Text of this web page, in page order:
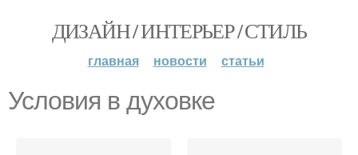
ДИЗАЙН / ИНТЕРЬЕР / СТИЛЬ
главная новости статьи
Условия в духовке